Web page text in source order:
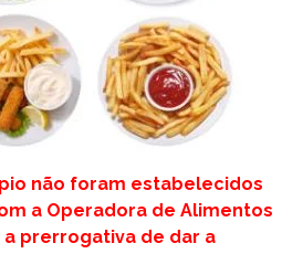
não foram estabelecidos
a Operadora de Alimentos
prerrogativa de dar a